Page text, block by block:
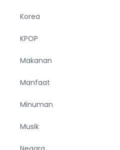
Korea
KPOP
Makanan
Manfaat
Minuman
Musik